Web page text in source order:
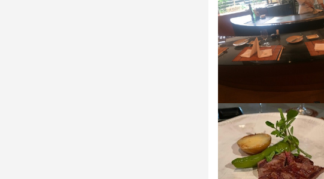
正社員 ホー
バイト ホー
バイト ホー
・美味しい料理で人を喜ば
・好奇心を持って仕事に取
お店の採用担当者
少しでも興味をお持ちでし
ょう。ご応募を心よりお待